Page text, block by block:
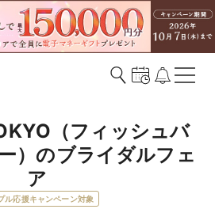
（フィッシュバ
）のブライダルフェ
ア
ル応援キャンペーン対象